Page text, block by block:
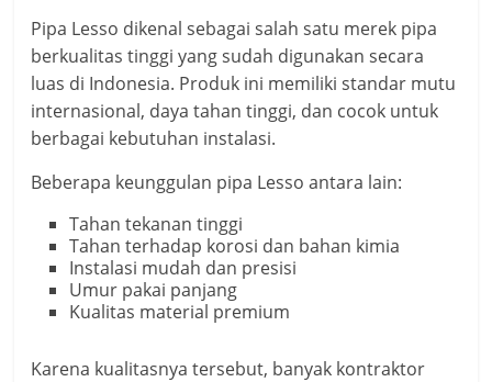
Pipa Lesso dikenal sebagai salah satu merek pipa
berkualitas tinggi yang sudah digunakan secara
luas di Indonesia. Produk ini memiliki standar mutu
internasional, daya tahan tinggi, dan cocok untuk
berbagai kebutuhan instalasi.
Beberapa keunggulan pipa Lesso antara lain:
Tahan tekanan tinggi
Tahan terhadap korosi dan bahan kimia
Instalasi mudah dan presisi
Umur pakai panjang
Kualitas material premium
Karena kualitasnya tersebut, banyak kontraktor